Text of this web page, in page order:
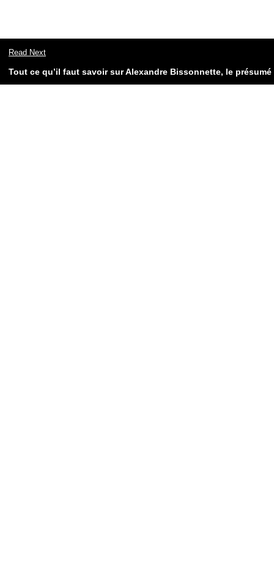
Read Next
Tout ce qu’il faut savoir sur Alexandre Bissonnette, le